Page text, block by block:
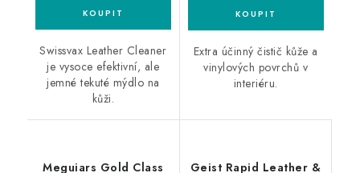
Swissvax Leather Cleaner
je vysoce efektivní, ale
jemné tekuté mýdlo na
kůži.
Extra účinný čistič kůže a
vinylových povrchů v
interiéru.
Meguiars Gold Class
Geist Rapid Leather &